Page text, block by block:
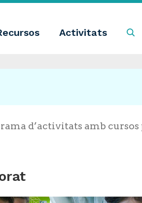
Activitats
d’activitats amb cursos